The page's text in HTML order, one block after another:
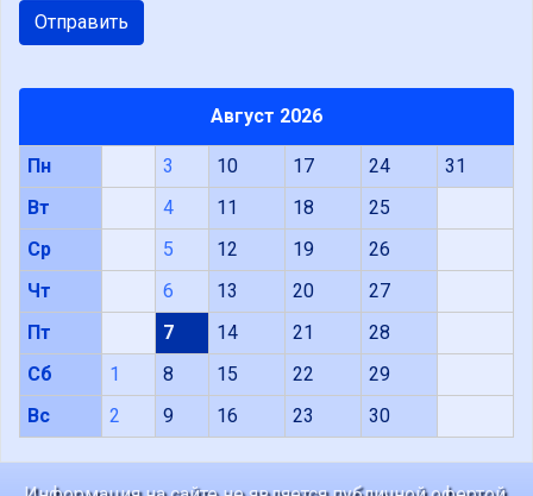
Отправить
Август 2026
Пн 3 10 17 24
31
Вт
4 11 18
25
Ср
5 12 19
26
Чт
6 13 20
27
Пт
7 14 21
28
Сб
1 8 15 22
29
Вс
2 9 16 23 30